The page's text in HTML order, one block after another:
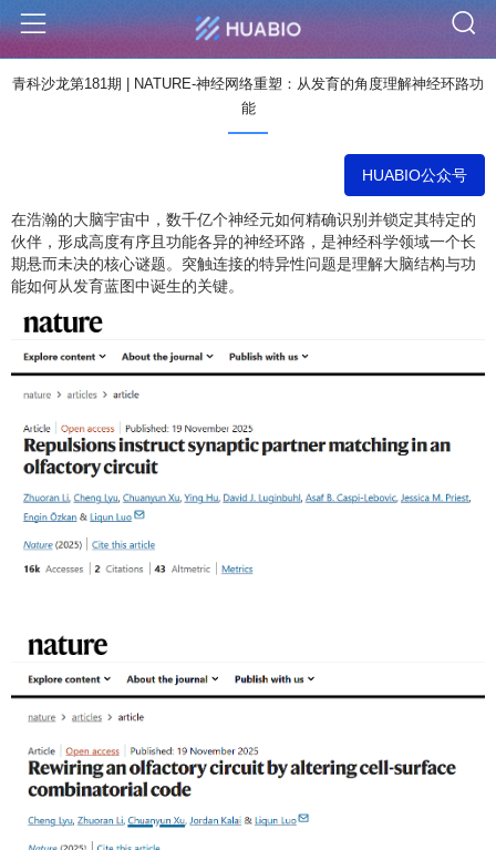
Menu
青科沙龙第181期 | NATURE-神经网络重塑：从发育的角度理解神经环路功
能
HUABIO公众号
在浩瀚的大脑宇宙中，数千亿个神经元如何精确识别并锁定其特定的
伙伴，形成高度有序且功能各异的神经环路，是神经科学领域一个长
期悬而未决的核心谜题。突触连接的特异性问题是理解大脑结构与功
能如何从发育蓝图中诞生的关键。